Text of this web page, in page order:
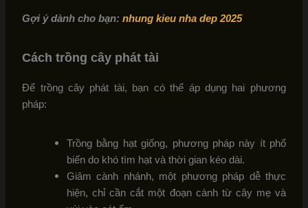
Gợi ý dành cho bạn:nhung kieu nha dep 2025
Cách trồng cây phát tài
Để trồng cây phát tài, bạn có thể áp dụng hai phương
pháp:
Trồng bằng hạt giống, phương pháp này ít phổ
biến do khó tìm hạt và thời gian kéo dài.
Giâm cành nhánh, một phương pháp dễ thực
hiện, chỉ cần cắt một đoạn cành từ cây mẹ và